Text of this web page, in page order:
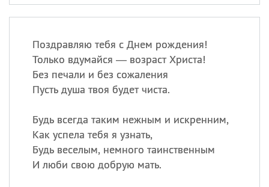
Поздравляю тебя с Днем рождения!
Только вдумайся — возраст Христа!
Без печали и без сожаления
Пусть душа твоя будет чиста.
Будь всегда таким нежным и искренним,
Как успела тебя я узнать,
Будь веселым, немного таинственным
И люби свою добрую мать.